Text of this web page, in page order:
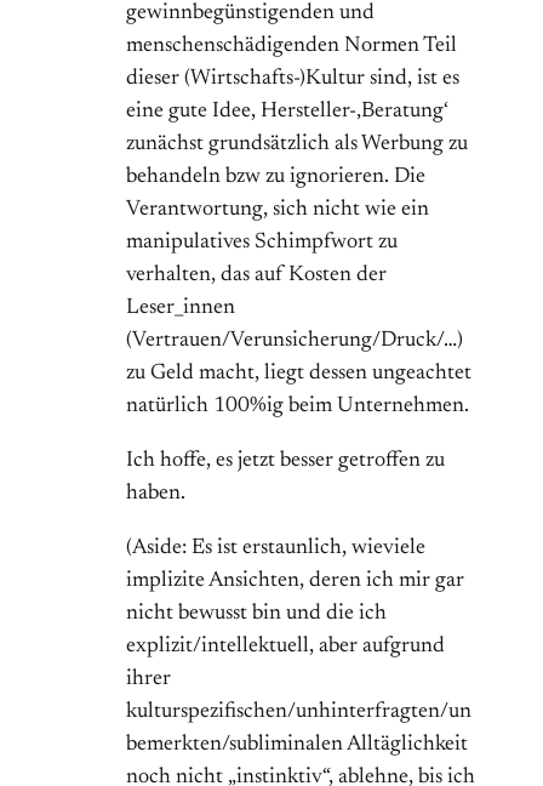
gewinnbegünstigenden und
menschenschädigenden Normen Teil
dieser (Wirtschafts-)Kultur sind, ist es
eine gute Idee, Hersteller-‚Beratung‘
zunächst grundsätzlich als Werbung zu
behandeln bzw zu ignorieren. Die
Verantwortung, sich nicht wie ein
manipulatives Schimpfwort zu
verhalten, das auf Kosten der
Leser_innen
(Vertrauen/Verunsicherung/Druck/…)
zu Geld macht, liegt dessen ungeachtet
natürlich 100%ig beim Unternehmen.
Ich hoffe, es jetzt besser getroffen zu
haben.
(Aside: Es ist erstaunlich, wieviele
implizite Ansichten, deren ich mir gar
nicht bewusst bin und die ich
explizit/intellektuell, aber aufgrund
ihrer
kulturspezifischen/unhinterfragten/un
bemerkten/subliminalen Alltäglichkeit
noch nicht „instinktiv“, ablehne, bis ich